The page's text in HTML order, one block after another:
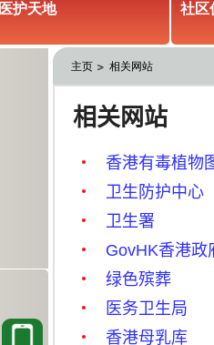
医护天地 社区
主页 相关网站